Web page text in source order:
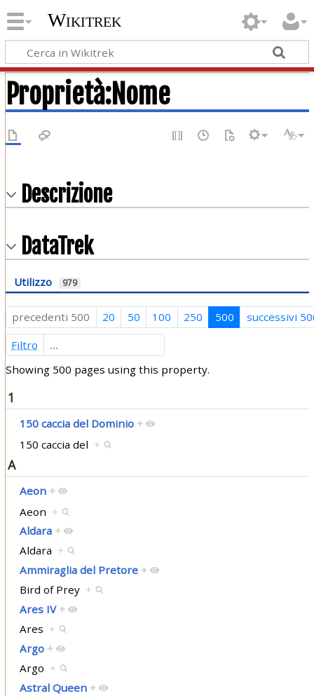
Wikitrek
Proprietà:Nome
Descrizione
DataTrek
Utilizzo 979
precedenti 500 20 50 100 250 500
successivi
Filtro
Showing 500 pages using this property.
1
150 caccia del Dominio +
150 caccia del +
A
Aeon +
Aeon +
Aldara +
Aldara +
Ammiraglia del Pretore +
Bird of Prey +
Ares IV +
Ares +
Argo +
Argo +
Astral Queen +